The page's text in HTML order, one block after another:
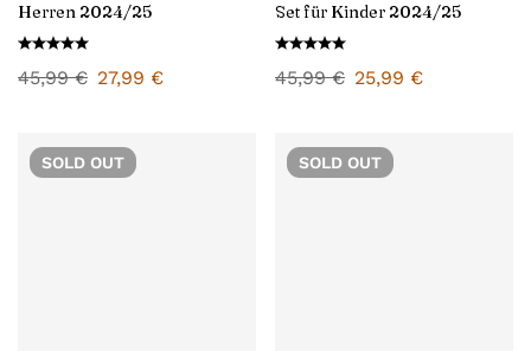
Herren 2024/25
45,99€ 27,99 €
Set für Kinder 2024/25
45,99€ 25,99 €
SOLD OUT SOLD OUT